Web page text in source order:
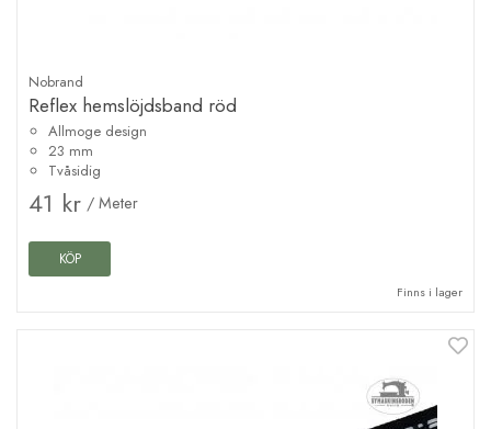
Nobrand
Reflex hemslöjdsband röd
Allmoge design
23 mm
Tvåsidig
41 kr / Meter
KÖP
Finns i lager